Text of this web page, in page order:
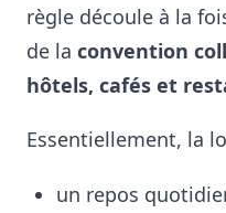
règle découle à la
de la convention
hôtels, cafés et
Essentiellement, la
un repos